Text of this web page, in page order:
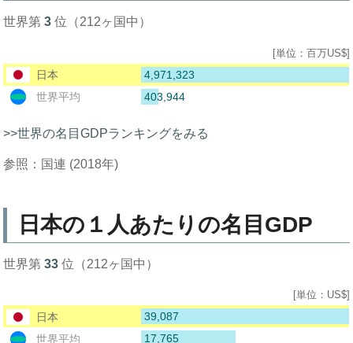
世界第3 位（212ヶ国中）
[単位：百万US$]
日本
4,971,323
世界平均
403,944
>>世界の名目GDPランキングをみる
参照：国連 (2018年)
日本の１人あたりの名目GDP
世界第33 位（212ヶ国中）
[単位：US$]
日本
39,087
世界平均
17,765